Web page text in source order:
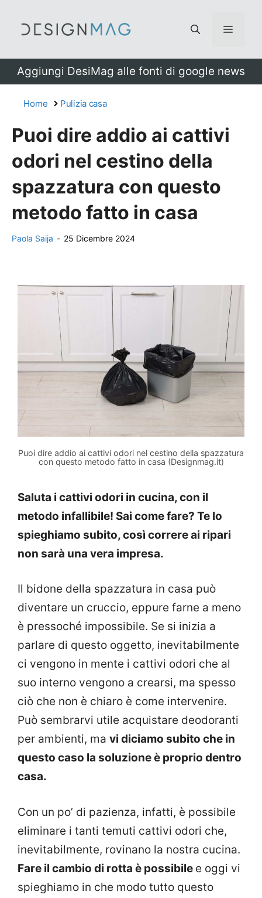
Menu
Aggiungi DesiMag alle fonti di google news
Home Pulizia casa
Puoi dire addio ai cattivi
odori nel cestino della
spazzatura con questo
metodo fatto in casa
Paola Saija - 25 Dicembre 2024
Puoi dire addio ai cattivi odori nel cestino della spazzatura
con questo metodo fatto in casa (Designmag.it)
Saluta i cattivi odori in cucina, con il
metodo infallibile! Sai come fare? Te lo
spieghiamo subito, così correre ai ripari
non sarà una vera impresa.
Il bidone della spazzatura in casa può
diventare un cruccio, eppure farne a meno
è pressoché impossibile. Se si inizia a
parlare di questo oggetto, inevitabilmente
ci vengono in mente i cattivi odori che al
suo interno vengono a crearsi, ma spesso
ciò che non è chiaro è come intervenire.
Può sembrarvi utile acquistare deodoranti
per ambienti, ma vi diciamo subito che in
questo caso la soluzione è proprio dentro
casa.
Con un po’ di pazienza, infatti, è possibile
eliminare i tanti temuti cattivi odori che,
inevitabilmente, rovinano la nostra cucina.
Fare il cambio di rotta è possibile e oggi vi
spieghiamo in che modo tutto questo